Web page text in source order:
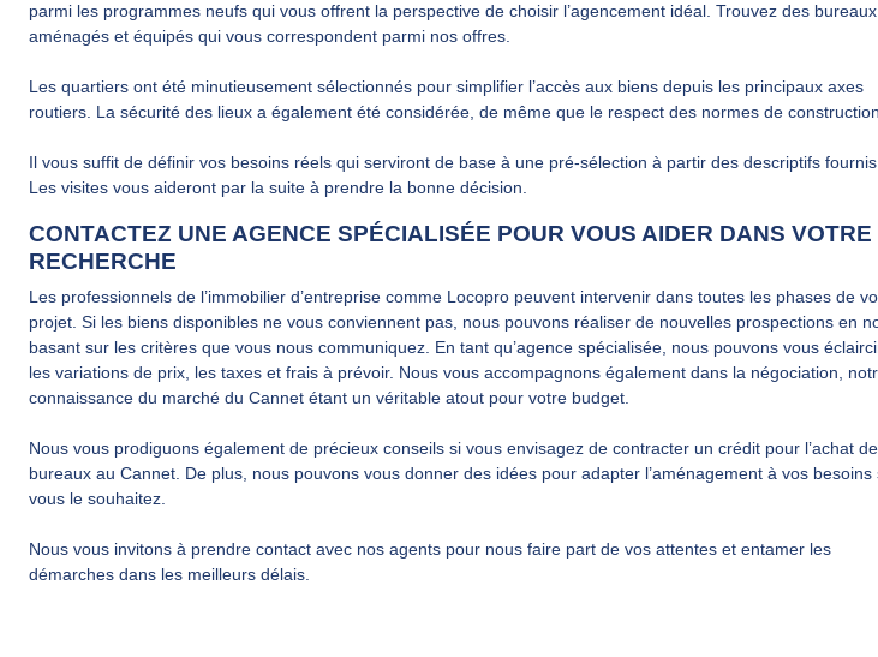
parmi les programmes neufs qui vous offrent la perspective de choisir l’agencement idéal. Trouvez des bureaux
aménagés et équipés qui vous correspondent parmi nos offres.
Les quartiers ont été minutieusement sélectionnés pour simplifier l’accès aux biens depuis les principaux axes
routiers. La sécurité des lieux a également été considérée, de même que le respect des normes de construction.
Il vous suffit de définir vos besoins réels qui serviront de base à une pré-sélection à partir des descriptifs fournis.
Les visites vous aideront par la suite à prendre la bonne décision.
CONTACTEZ UNE AGENCE SPÉCIALISÉE POUR VOUS AIDER DANS VOTRE
RECHERCHE
Les professionnels de l’immobilier d’entreprise comme Locopro peuvent intervenir dans toutes les phases de
projet. Si les biens disponibles ne vous conviennent pas, nous pouvons réaliser de nouvelles prospections en
basant sur les critères que vous nous communiquez. En tant qu’agence spécialisée, nous pouvons vous
les variations de prix, les taxes et frais à prévoir. Nous vous accompagnons également dans la négociation,
connaissance du marché du Cannet étant un véritable atout pour votre budget.
Nous vous prodiguons également de précieux conseils si vous envisagez de contracter un crédit pour l’achat
bureaux au Cannet. De plus, nous pouvons vous donner des idées pour adapter l’aménagement à vos besoins
vous le souhaitez.
Nous vous invitons à prendre contact avec nos agents pour nous faire part de vos attentes et entamer les
démarches dans les meilleurs délais.